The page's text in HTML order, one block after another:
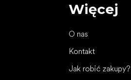
Więcej
O nas
Kontakt
Jak robić zakupy?